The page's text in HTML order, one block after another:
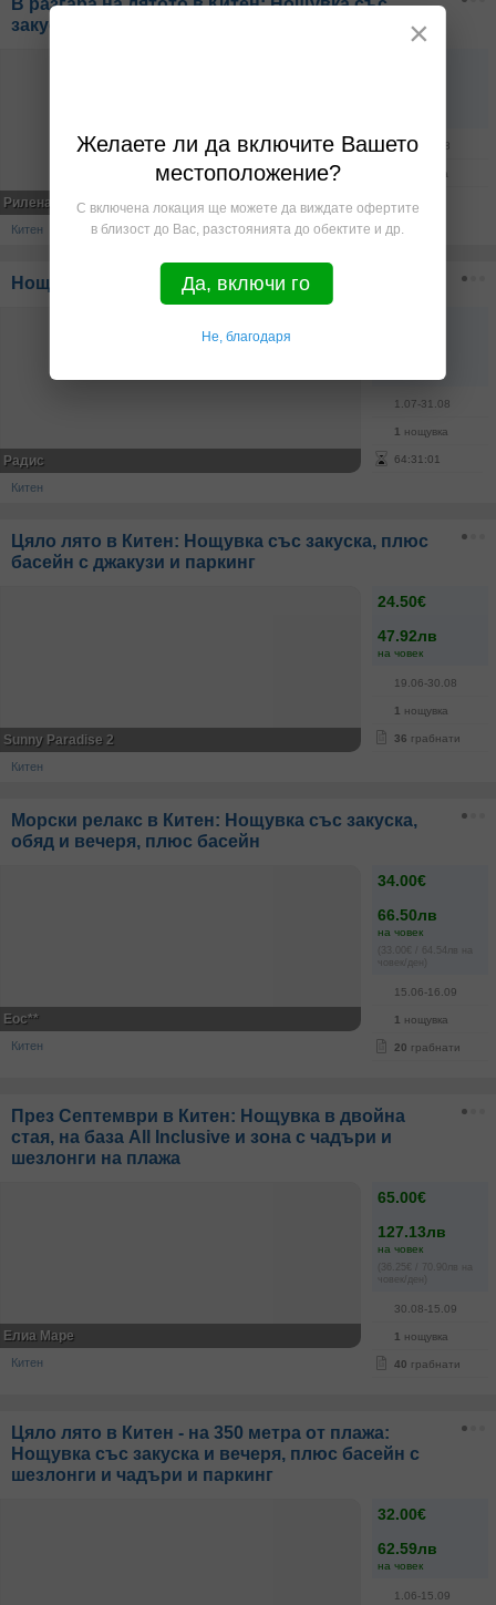
В разгара на лятото в Китен: Нощувка със
закуска и вечеря, плюс басейн
8.08-21.08
нощувка
Рилена***
Китен
Нощувка в Китен през Юли и Август
1.07-31.08
1 нощувка
64:31 :01
Радис
Китен
Цяло лято в Китен: Нощувка със закуска, плюс
басейн с джакузи и паркинг
24.50€
47.92лв
на човек
19.06-30.08
1 нощувка
36 грабнати
Sunny Paradise 2
Китен
Морски релакс в Китен: Нощувка със закуска,
обяд и вечеря, плюс басейн
34.00€
66.50лв
на човек
(33.00€ / 64.54лв на
човек/ден)
15.06-16.09
1 нощувка
20 грабнати
Еос**
Китен
През Септември в Китен: Нощувка в двойна
стая, на база All Inclusive и зона с чадъри и
шезлонги на плажа
65.00€
127.13лв
на човек
(36.25€ / 70.90лв на
човек/ден)
30.08-15.09
1 нощувка
40 грабнати
Елиа Маре
Китен
Цяло лято в Китен - на 350 метра от плажа:
Нощувка със закуска и вечеря, плюс басейн с
шезлонги и чадъри и паркинг
32.00€
62.59лв
на човек
1.06-15.09
×
Желаете ли да включите Вашето
местоположение?
С включена локация ще можете да виждате офертите
в близост до Вас, разстоянията до обектите и др.
Да, включи го
Не, благодаря